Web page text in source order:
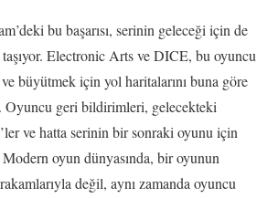
bu başarısı, serinin geleceği için de
Electronic Arts ve DICE, bu oyuncu
büyütmek için yol haritalarını buna göre
Oyuncu geri bildirimleri, gelecekteki
ve hatta serinin bir sonraki oyunu için
oyun dünyasında, bir oyunun
rakamlarıyla değil, aynı zamanda oyuncu